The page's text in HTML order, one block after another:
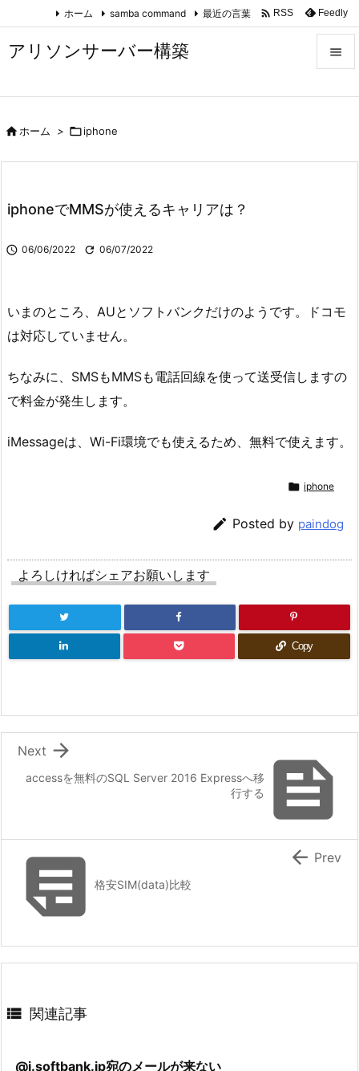
アリソンサーバー構築 

ホーム samba command 最近の言葉  RSS Feedly
ホーム > iphone
iphoneでMMSが使えるキャリアは？
 06/06/2022  06/07/2022
いまのところ、AUとソフトバンクだけのようです。ドコモ
は対応していません。
ちなみに、SMSもMMSも電話回線を使って送受信しますの
で料金が発生します。
iMessageは、Wi-Fi環境でも使えるため、無料で使えます。
 iphone
 Posted by paindog
よろしければシェアお願いします
Copy

accessを無料のSQL Server 2016 Expressへ移
行する

Next
格安SIM(data)比較
 Prev
 関連記事
@i.softbank.jp宛のメールが来ない